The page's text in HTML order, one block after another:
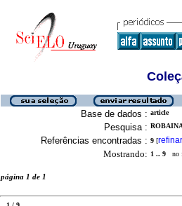
Base de dados : article
Pesquisa :
Referências encontradas : 9 [refinar
Mostrando: 1 .. 9 no
página 1 de 1